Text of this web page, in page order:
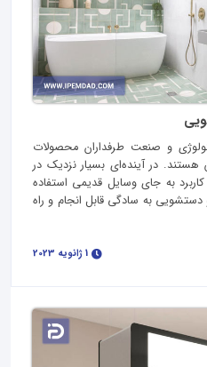
و صنعت طرفداران محصولات
در آینده‌ای بسیار نزدیک در
به جای وسایل قدیمی استفاده
به سادگی قابل انجام و راه